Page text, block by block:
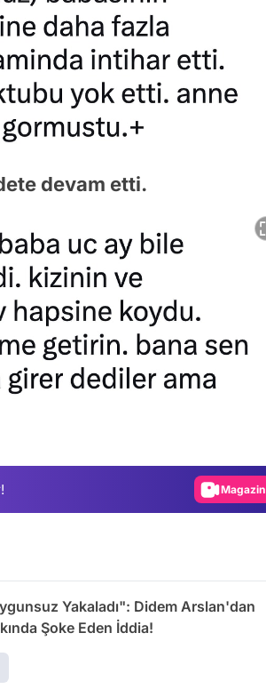
devam etti.
Video
Yakaladı": Didem Arslan'dan
Şoke Eden İddia!